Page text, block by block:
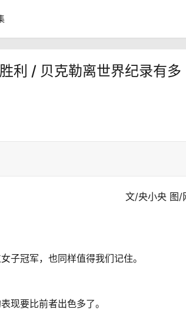
利 / 贝克勒离世界纪录有多
文/央小央 图/
子冠军，也同样值得我们记住。
现要比前者出色多了。